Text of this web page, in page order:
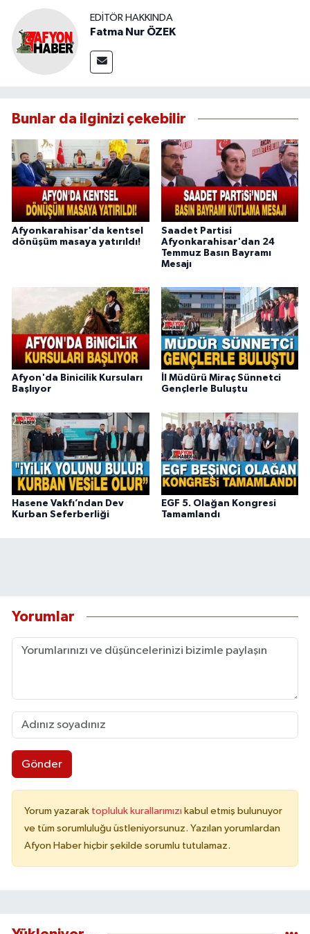
EDITÖR HAKKINDA
Fatma Nur ÖZEK
Bunlar da ilginizi çekebilir
Afyonkarahisar'da kentsel
dönüşüm masaya yatırıldı!
Saadet Partisi
Afyonkarahisar'dan 24
Temmuz Basın Bayramı
Mesajı
Afyon'da Binicilik Kursuları
Başlıyor
İl Müdürü Miraç Sünnetci
Gençlerle Buluştu
Hasene Vakfı’ndan Dev
Kurban Seferberliği
EGF 5. Olağan Kongresi
Tamamlandı
Yorumlar
Gönder
Yorum yazarak topluluk kurallarımızı kabul etmiş bulunuyor
ve tüm sorumluluğu üstleniyorsunuz. Yazılan yorumlardan
Afyon Haber hiçbir şekilde sorumlu tutulamaz.